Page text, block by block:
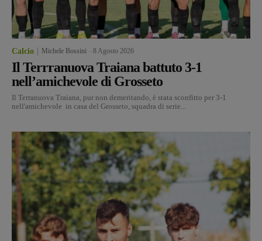
Calcio Michele Bossini 8 Agosto 2026
Il Terrranuova Traiana battuto 3-1
nell’amichevole di Grosseto
Il Terranuova Traiana, pur non demeritando, è stata sconfitto per 3-1
nell'amichevole in casa del Grosseto, squadra di serie...